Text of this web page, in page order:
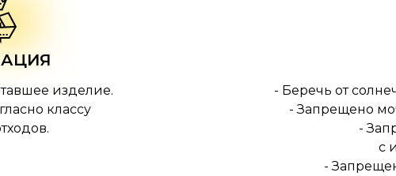
изделие.
классу
- Беречь от
- Запрещено
-
с
-